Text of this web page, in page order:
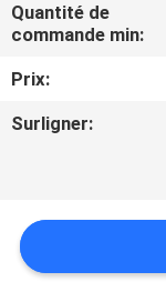
VISITE
QUALITÉ
Quantité de
commande min:
Prix:
Surligner: